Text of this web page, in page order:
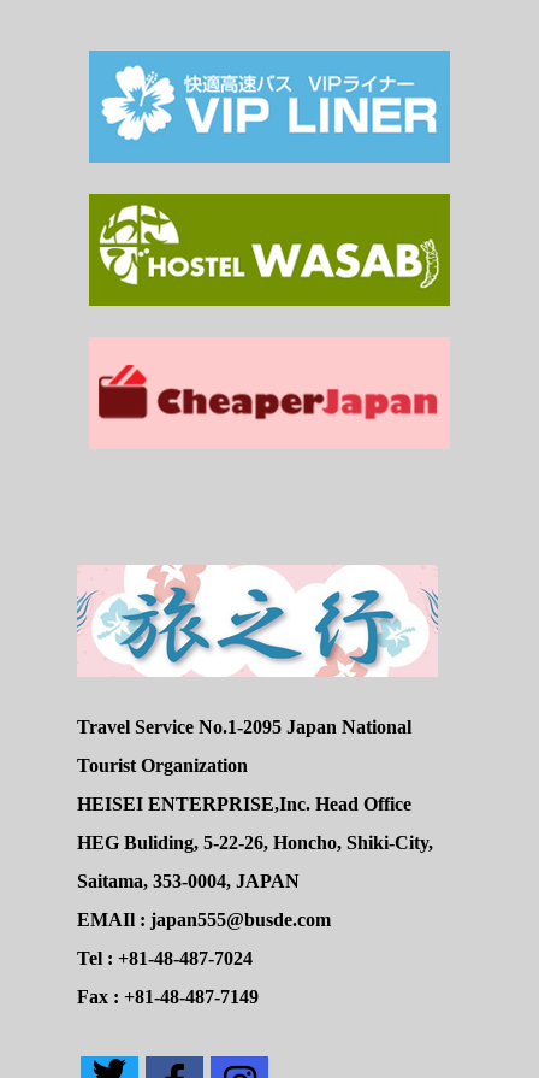
Travel Service No.1-2095 Japan National
Tourist Organization
HEISEI ENTERPRISE,Inc. Head Office
HEG Buliding, 5-22-26, Honcho, Shiki-City,
Saitama, 353-0004, JAPAN
EMAIl : japan555@busde.com
Tel : +81-48-487-7024
Fax : +81-48-487-7149